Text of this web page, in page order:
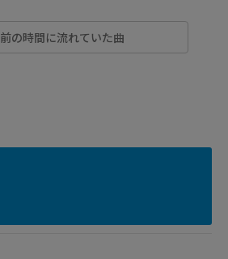
前の時間に流れていた曲